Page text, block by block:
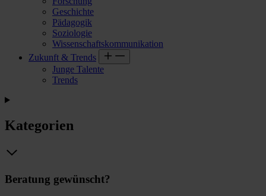
Geschichte
Pädagogik
Soziologie
Wissenschaftskommunikation
Zukunft & Trends
Junge Talente
Trends
Kategorien
Beratung gewünscht?